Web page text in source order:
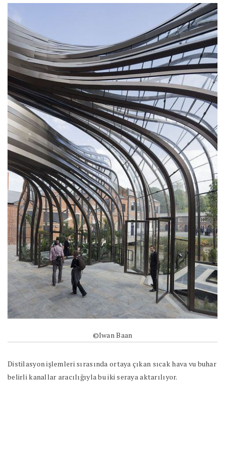
©Iwan Baan
Distilasyon işlemleri sırasında ortaya çıkan sıcak hava vu buhar
belirli kanallar aracılığıyla bu iki seraya aktarılıyor.